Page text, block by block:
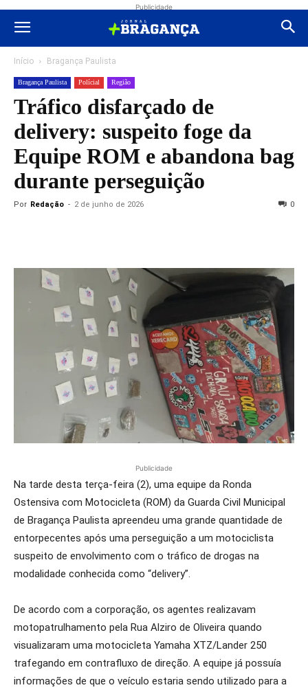
Publicidade
Início Bragança Paulista
Bragança Paulista Polícial Região
Tráfico disfarçado de
delivery: suspeito foge da
Equipe ROM e abandona bag
durante perseguição
Por Redação - 2 de junho de 2026 0
Publicidade
Na tarde desta terça-feira (2), uma equipe da Ronda
Ostensiva com Motocicleta (ROM) da Guarda Civil Municipal
de Bragança Paulista apreendeu uma grande quantidade de
entorpecentes após uma perseguição a um motociclista
suspeito de envolvimento com o tráfico de drogas na
modalidade conhecida como “delivery”.
De acordo com a corporação, os agentes realizavam
motopatrulhamento pela Rua Alziro de Oliveira quando
visualizaram uma motocicleta Yamaha XTZ/Lander 250
trafegando em contrafluxo de direção. A equipe já possuía
informações de que o veículo estaria sendo utilizado para a